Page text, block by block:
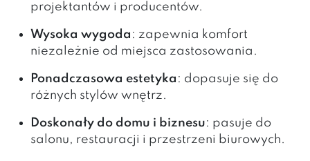
projektantów i producentów.
Wysoka wygoda : zapewnia komfort
niezależnie od miejsca zastosowania.
Ponadczasowa estetyka : dopasuje się do
różnych stylów wnętrz.
Doskonały do domu i biznesu: pasuje do
salonu, restauracji i przestrzeni biurowych.